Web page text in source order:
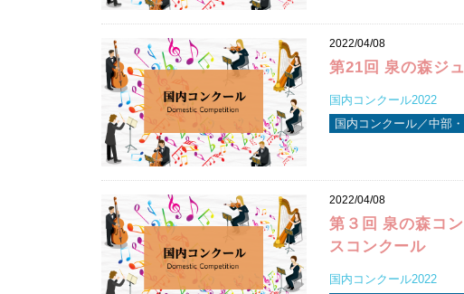
2022/04/08
第21回 泉の森ジ
国内コンクール2022
国内コンクール／中部
2022/04/08
第３回 泉の森コ
スコンクール
国内コンクール2022